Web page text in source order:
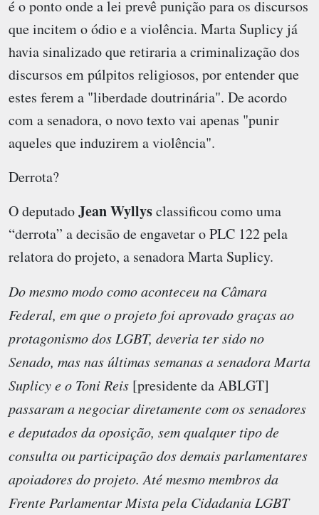
é o ponto onde a lei prevê punição para os discursos
que incitem o ódio e a violência. Marta Suplicy já
havia sinalizado que retiraria a criminalização dos
discursos em púlpitos religiosos, por entender que
estes ferem a "liberdade doutrinária". De acordo
com a senadora, o novo texto vai apenas "punir
aqueles que induzirem a violência".
Derrota?
O deputadoJean Wyllysclassificou como uma
“derrota” a decisão de engavetar o PLC 122 pela
relatora do projeto, a senadora Marta Suplicy.
Do mesmo modo como aconteceu na Câmara
Federal, em que o projeto foi aprovado graças ao
protagonismo dos LGBT, deveria ter sido no
Senado, mas nas últimas semanas a senadora Marta
Suplicy e o Toni Reis [presidente da ABLGT]
passaram a negociar diretamente com os senadores
e deputados da oposição, sem qualquer tipo de
consulta ou participação dos demais parlamentares
apoiadores do projeto. Até mesmo membros da
Frente Parlamentar Mista pela Cidadania LGBT